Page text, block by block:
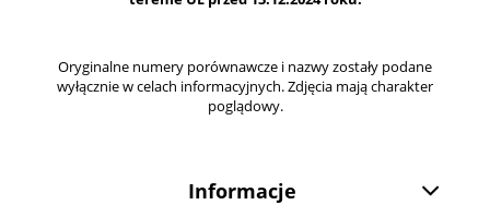
Oryginalne numery porównawcze i nazwy zostały podane
wyłącznie w celach informacyjnych. Zdjęcia mają charakter
poglądowy.
Informacje